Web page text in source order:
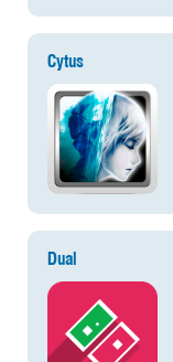
Cytus
Dual